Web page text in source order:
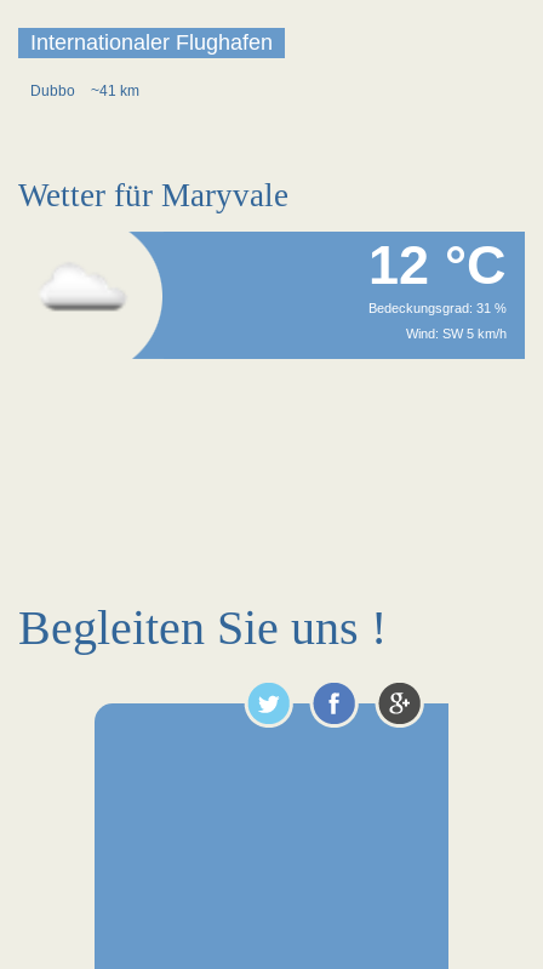
Internationaler Flughafen
Dubbo ~41 km
Wetter für Maryvale
12 °C
Bedeckungsgrad: 31 %
Wind: SW 5 km/h
Begleiten Sie uns !